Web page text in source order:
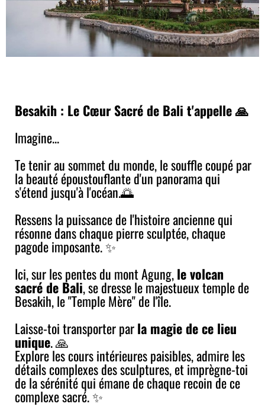
Besakih : Le Cœur Sacré de Bali t'appelle 🙏
Imagine...
Te tenir au sommet du monde, le souffle coupé par
la beauté époustouflante d'un panorama qui
s'étend jusqu'à l'océan.🌅
Ressens la puissance de l'histoire ancienne qui
résonne dans chaque pierre sculptée, chaque
pagode imposante. ✨
Ici, sur les pentes du mont Agung,le volcan
sacré de Bali, se dresse le majestueux temple de
Besakih, le "Temple Mère" de l'île.
Laisse-toi transporter parla magie de ce lieu
unique. 🙏
Explore les cours intérieures paisibles, admire les
détails complexes des sculptures, et imprègne-toi
de la sérénité qui émane de chaque recoin de ce
complexe sacré. ✨